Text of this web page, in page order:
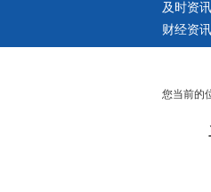
及时资讯
财经资讯
您当前的